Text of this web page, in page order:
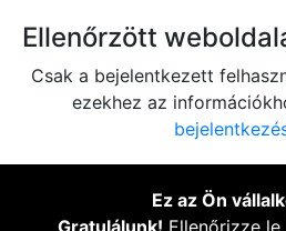
Ellenőrzött
Csak a bejelentkezett
ezekhez az
Ez az Ön